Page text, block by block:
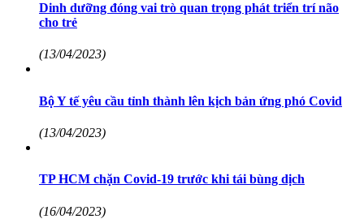
Dinh dưỡng đóng vai trò quan trọng phát triển trí não
cho trẻ
(13/04/2023)
Bộ Y tế yêu cầu tỉnh thành lên kịch bản ứng phó Covid
(13/04/2023)
TP HCM chặn Covid-19 trước khi tái bùng dịch
(16/04/2023)